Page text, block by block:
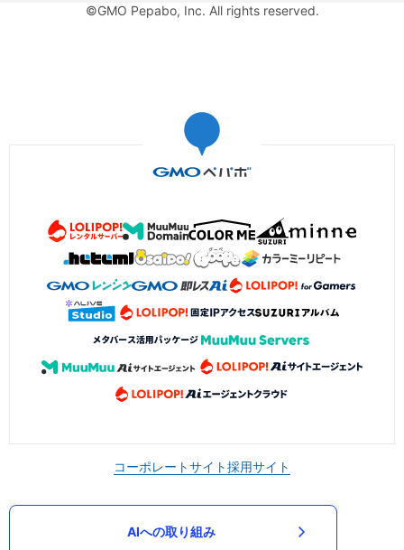
©GMO Pepabo, Inc. All rights reserved.
コーポレートサイト採用サイト
AIへの取り組み